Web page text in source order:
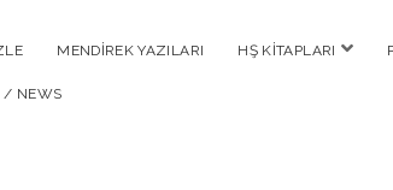
MENDIREK YAZILARI HŞ KITAPLARI
/ NEWS